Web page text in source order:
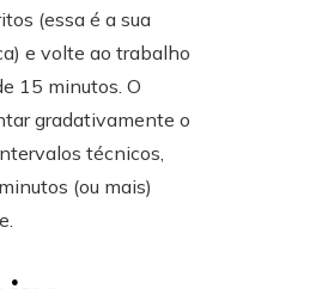
(essa é a sua
e volte ao trabalho
15 minutos. O
gradativamente o
técnicos,
(ou mais)